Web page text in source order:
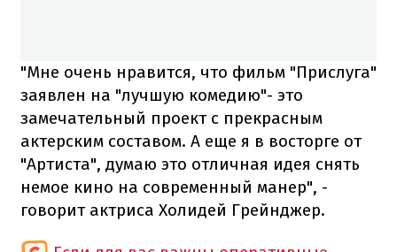
"Мне очень нравится, что фильм "Прислуга"
заявлен на "лучшую комедию"- это
замечательный проект с прекрасным
актерским составом. А еще я в восторге от
"Артиста", думаю это отличная идея снять
немое кино на современный манер", -
говорит актриса Холидей Грейнджер.